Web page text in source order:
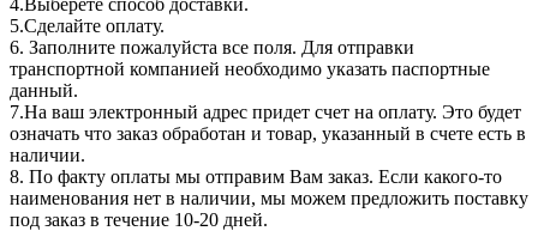
5.Сделайте оплату.
6. Заполните пожалуйста все поля. Для отправки
транспортной компанией необходимо указать паспортные
данный.
7.На ваш электронный адрес придет счет на оплату. Это будет
означать что заказ обработан и товар, указанный в счете есть в
наличии.
8. По факту оплаты мы отправим Вам заказ. Если какого-то
наименования нет в наличии, мы можем предложить поставку
под заказ в течение 10-20 дней.